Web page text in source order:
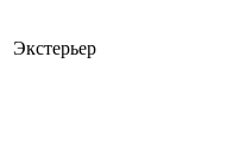
Экстерьер